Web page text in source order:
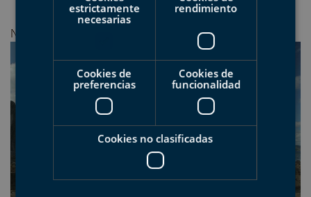
None
estrictamente
necesarias
rendimiento
Cookies de
preferencias
Cookies de
funcionalidad
Cookies no clasificadas